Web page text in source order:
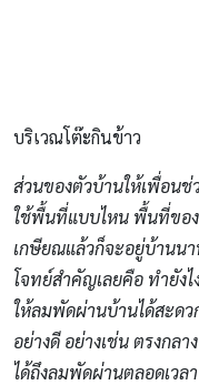
บริเวณโต๊ะกินข้าว
ส่วนของตัวบ้านให้เพื่อนช่
ใช้พื้นที่แบบไหน พื้นที่ของ
เกษียณแล้วก็จะอยู่บ้านน
โจทย์สําคัญเลยคือ ทํายังไ
ให้ลมพัดผ่านบ้านได้สะดว
อย่างดี อย่างเช่น ตรงกล
ได้ถึงลมพัดผ่านตลอดเว